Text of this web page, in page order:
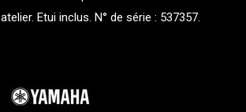
atelier. Etui inclus. N° de série : 537357.